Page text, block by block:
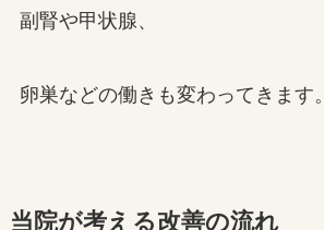
副腎や甲状腺、
卵巣などの働きも変わってきます。
当院が考える改善の流れ